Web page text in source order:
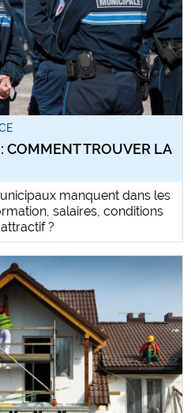
COMMENT TROUVER LA
manquent dans les
salaires, conditions
?